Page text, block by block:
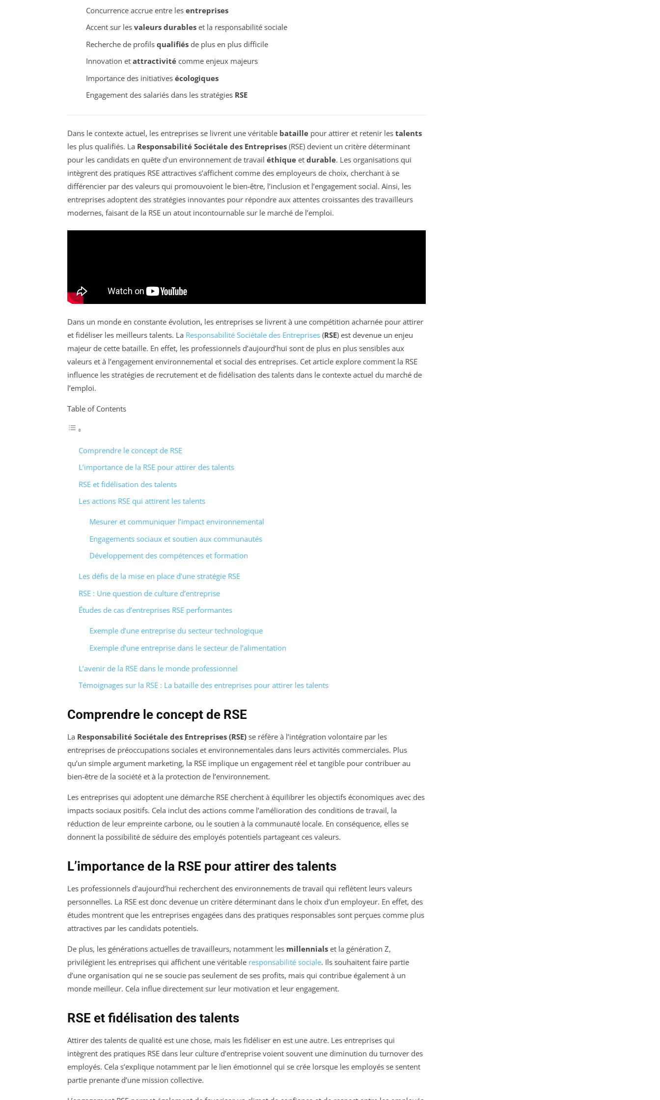
Concurrence accrue entre les entreprises
Accent sur les valeurs durableset la responsabilité sociale
Recherche de profils qualifiésde plus en plus difficile
Innovation et attractivitécomme enjeux majeurs
Importance des initiatives écologiques
Engagement des salariés dans les stratégies RSE
Dans le contexte actuel, les entreprises se livrent une véritable bataille pour attirer et retenir les talents
les plus qualifiés. La Responsabilité Sociétale des Entreprises (RSE) devient un critère déterminant
pour les candidats en quête d’un environnement de travail éthique et durable. Les organisations qui
intègrent des pratiques RSE attractives s’affichent comme des employeurs de choix, cherchant à se
différencier par des valeurs qui promouvoient le bien-être, l’inclusion et l’engagement social. Ainsi, les
entreprises adoptent des stratégies innovantes pour répondre aux attentes croissantes des travailleurs
modernes, faisant de la RSE un atout incontournable sur le marché de l’emploi.
Dans un monde en constante évolution, les entreprises se livrent à une compétition acharnée pour attirer
et fidéliser les meilleurs talents. La Responsabilité Sociétale des Entreprises (RSE) est devenue un enjeu
majeur de cette bataille. En effet, les professionnels d’aujourd’hui sont de plus en plus sensibles aux
valeurs et à l’engagement environnemental et social des entreprises. Cet article explore comment la RSE
influence les stratégies de recrutement et de fidélisation des talents dans le contexte actuel du marché de
l’emploi.
Table of Contents
Comprendre le concept de RSE
L’importance de la RSE pour attirer des talents
RSE et fidélisation des talents
Les actions RSE qui attirent les talents
Mesurer et communiquer l’impact environnemental
Engagements sociaux et soutien aux communautés
Développement des compétences et formation
Les défis de la mise en place d’une stratégie RSE
RSE : Une question de culture d’entreprise
Études de cas d’entreprises RSE performantes
Exemple d’une entreprise du secteur technologique
Exemple d’une entreprise dans le secteur de l’alimentation
L’avenir de la RSE dans le monde professionnel
Témoignages sur la RSE : La bataille des entreprises pour attirer les talents
Comprendre le concept de RSE
La Responsabilité Sociétale des Entreprises (RSE) se réfère à l’intégration volontaire par les
entreprises de préoccupations sociales et environnementales dans leurs activités commerciales. Plus
qu’un simple argument marketing, la RSE implique un engagement réel et tangible pour contribuer au
bien-être de la société et à la protection de l’environnement.
Les entreprises qui adoptent une démarche RSE cherchent à équilibrer les objectifs économiques avec des
impacts sociaux positifs. Cela inclut des actions comme l’amélioration des conditions de travail, la
réduction de leur empreinte carbone, ou le soutien à la communauté locale. En conséquence, elles se
donnent la possibilité de séduire des employés potentiels partageant ces valeurs.
L’importance de la RSE pour attirer des talents
Les professionnels d’aujourd’hui recherchent des environnements de travail qui reflètent leurs valeurs
personnelles. La RSE est donc devenue un critère déterminant dans le choix d’un employeur. En effet, des
études montrent que les entreprises engagées dans des pratiques responsables sont perçues comme plus
attractives par les candidats potentiels.
De plus, les générations actuelles de travailleurs, notamment les millennials et la génération Z,
privilégient les entreprises qui affichent une véritable responsabilité sociale. Ils souhaitent faire partie
d’une organisation qui ne se soucie pas seulement de ses profits, mais qui contribue également à un
monde meilleur. Cela influe directement sur leur motivation et leur engagement.
RSE et fidélisation des talents
Attirer des talents de qualité est une chose, mais les fidéliser en est une autre. Les entreprises qui
intègrent des pratiques RSE dans leur culture d’entreprise voient souvent une diminution du turnover des
employés. Cela s’explique notamment par le lien émotionnel qui se crée lorsque les employés se sentent
partie prenante d’une mission collective.